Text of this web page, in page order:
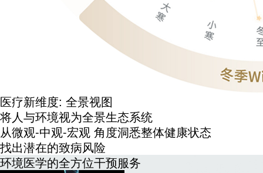
医疗新维度: 全景视图
将人与环境视为全景生态系统
从微观-中观-宏观 角度洞悉整体健康状态
找出潜在的致病风险
环境医学的全方位干预服务